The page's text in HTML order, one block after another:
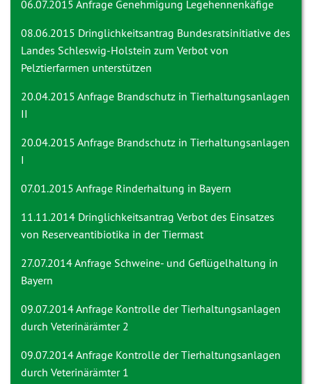
06.07.2015 Anfrage Genehmigung Legehennenkäfige
08.06.2015 Dringlichkeitsantrag Bundesratsinitiative des
Landes Schleswig-Holstein zum Verbot von
Pelztierfarmen unterstützen
20.04.2015 Anfrage Brandschutz in Tierhaltungsanlagen
II
20.04.2015 Anfrage Brandschutz in Tierhaltungsanlagen
I
07.01.2015 Anfrage Rinderhaltung in Bayern
11.11.2014 Dringlichkeitsantrag Verbot des Einsatzes
von Reserveantibiotika in der Tiermast
27.07.2014 Anfrage Schweine- und Geflügelhaltung in
Bayern
09.07.2014 Anfrage Kontrolle der Tierhaltungsanlagen
durch Veterinärämter 2
09.07.2014 Anfrage Kontrolle der Tierhaltungsanlagen
durch Veterinärämter 1